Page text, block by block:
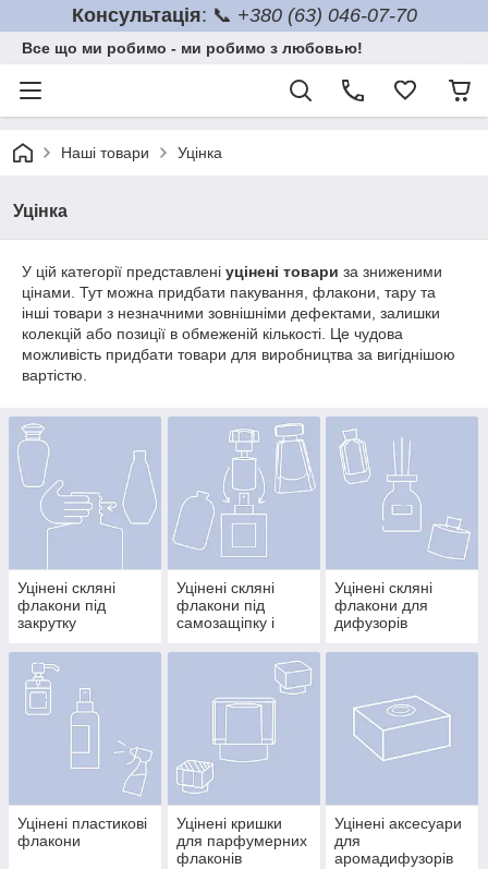
Консультація: 📞 +380 (63) 046-07-70
Все що ми робимо - ми робимо з любовью!
Наші товари Уцінка
Уцінка
У цій категорії представлені уцінені товари за зниженими
цінами. Тут можна придбати пакування, флакони, тару та
інші товари з незначними зовнішніми дефектами, залишки
колекцій або позиції в обмеженій кількості. Це чудова
можливість придбати товари для виробництва за вигіднішою
вартістю.
Уцінені скляні
флакони під
закрутку
Уцінені скляні
флакони під
самозащіпку і
Уцінені скляні
флакони для
дифузорів
Уцінені пластикові
флакони
Уцінені кришки
для парфумерних
флаконів
Уцінені аксесуари
для
аромадифузорів